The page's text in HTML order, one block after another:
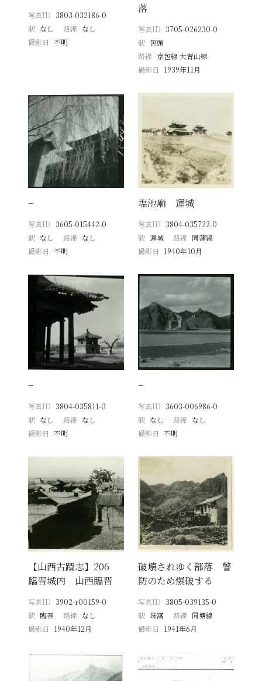
写真ID 3803-032186-0
駅 なし 路線 なし
撮影日
不明
落
写真ID 3705-026230-0
駅 包頭
路線 京包線 大青山線
撮影日
1939年11月
−
写真ID 3605-015442-0
駅 なし 路線 なし
撮影日
不明
塩池廟 運城
写真ID 3804-035722-0
駅 運城 路線 同蒲線
撮影日
1940年10月
−
写真ID 3804-035811-0
駅 なし 路線 なし
撮影日
不明
−
写真ID 3603-006986-0
駅 なし 路線 なし
撮影日 不明
【山西古蹟志】206
臨晋城内 山西臨晋
写真ID 3902-r00159-0
駅 臨晋 路線 なし
撮影日
1940年12月
破壊されゆく部落 警
防のため爆破する
写真ID 3805-039135-0
駅 珠窩 路線 同塘線
撮影日
1941年6月